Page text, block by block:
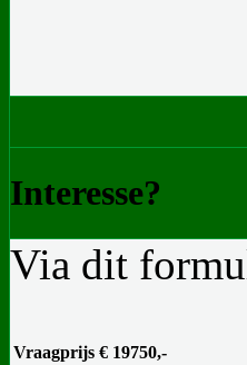
Interesse?
Via dit
Vraagprijs € 19750,-